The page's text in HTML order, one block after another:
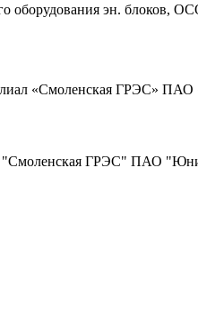
оборудования эн. блоков,
«Смоленская ГРЭС»
"Смоленская ГРЭС" ПАО